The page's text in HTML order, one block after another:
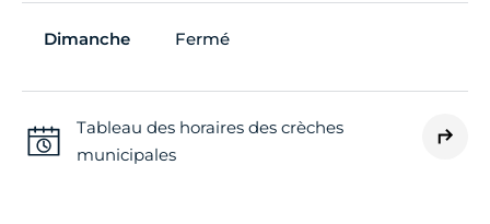
Dimanche Fermé
Tableau des horaires des crèches
municipales